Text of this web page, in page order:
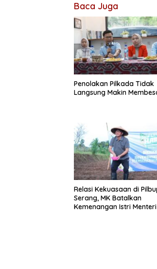
Baca Juga
Penolakan Pilkada Tidak
Langsung Makin
Relasi Kekuasaan di
Serang, MK Batalkan
Kemenangan Istri